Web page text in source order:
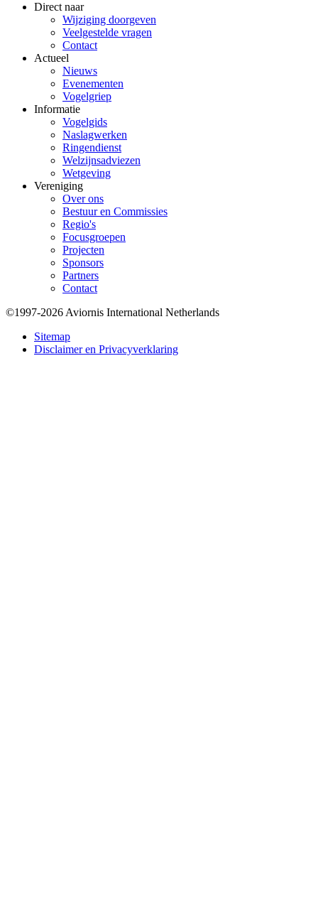
Direct naar
Wijziging doorgeven
Veelgestelde vragen
Contact
Actueel
Nieuws
Evenementen
Vogelgriep
Informatie
Vogelgids
Naslagwerken
Ringendienst
Welzijnsadviezen
Wetgeving
Vereniging
Over ons
Bestuur en Commissies
Regio's
Focusgroepen
Projecten
Sponsors
Partners
Contact
Bottom
©1997-2026 Aviornis International Netherlands
Sitemap
Disclaimer en Privacyverklaring